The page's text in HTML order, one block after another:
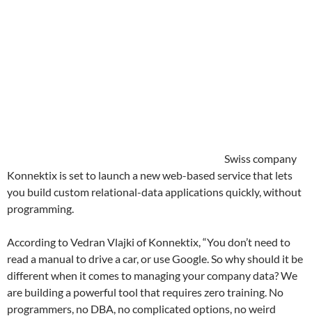
Swiss company
Konnektix is set to launch a new web-based service that lets
you build custom relational-data applications quickly, without
programming.
According to Vedran Vlajki of Konnektix, “You don’t need to
read a manual to drive a car, or use Google. So why should it be
different when it comes to managing your company data? We
are building a powerful tool that requires zero training. No
programmers, no DBA, no complicated options, no weird